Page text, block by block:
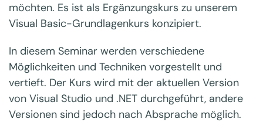
möchten. Es ist als Ergänzungskurs zu unserem
Visual Basic-Grundlagenkurs konzipiert.
In diesem Seminar werden verschiedene
Möglichkeiten und Techniken vorgestellt und
vertieft. Der Kurs wird mit der aktuellen Version
von Visual Studio und .NET durchgeführt, andere
Versionen sind jedoch nach Absprache möglich.